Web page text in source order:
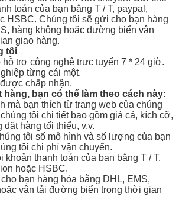
toán của bạn bằng T / T, paypal,
HSBC. Chúng tôi sẽ gửi cho bạn hàng
hàng không hoặc đường biển vận
giao hàng.
tôi
trợ công nghệ trực tuyến 7 * 24 giờ.
từng cái một.
chấp nhận.
hàng, bạn có thể làm theo cách này:
mà bạn thích từ trang web của chúng
tôi chi tiết bao gồm giá cả, kích cỡ,
hàng tối thiểu, v.v.
tôi số mô hình và số lượng của bạn
tôi chi phí vận chuyển.
khoản thanh toán của bạn bằng T / T,
hoặc HSBC.
bạn hàng hóa bằng DHL, EMS,
vận tải đường biển trong thời gian